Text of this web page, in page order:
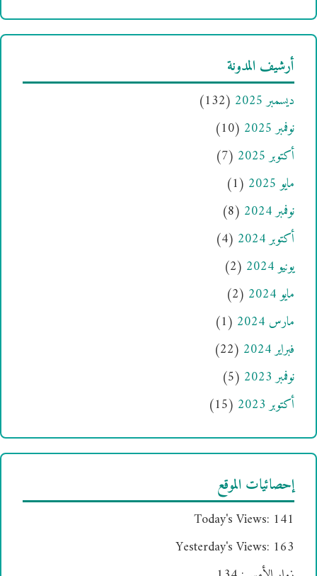
أرشيف المدونة
ديسمبر 2025
(132)
نوفمبر 2025
(10)
أكتوبر 2025
(7)
مايو 2025
(1)
نوفمبر 2024
(8)
أكتوبر 2024
(4)
يونيو 2024
(2)
مايو 2024
(2)
مارس 2024
(1)
فبراير 2024
(22)
نوفمبر 2023
(5)
أكتوبر 2023
(15)
إحصائيات الموقع
Today's Views: 141
Yesterday's Views: 163